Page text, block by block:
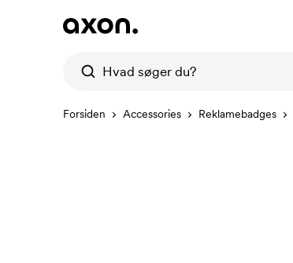
Forsiden Accessories Reklamebadges